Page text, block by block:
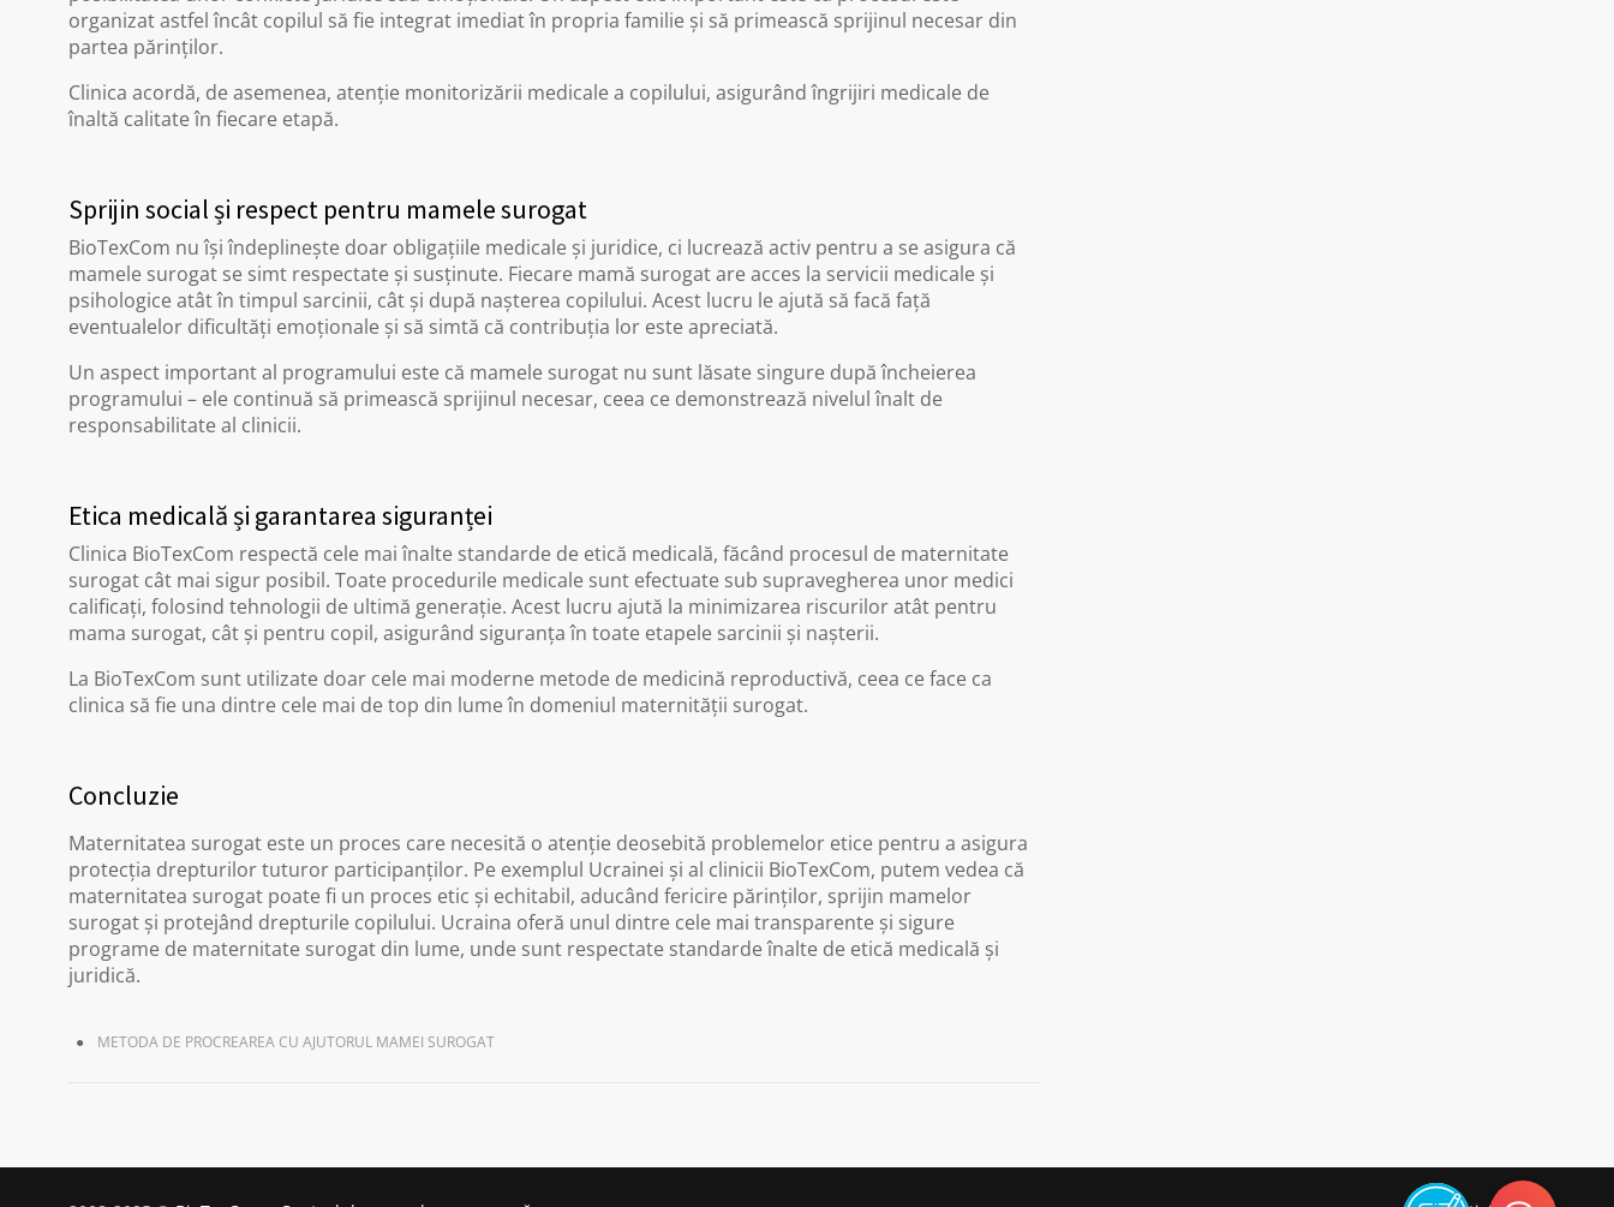
organizat astfel încât copilul să fie integrat imediat în propria familie și să primească sprijinul necesar din
partea părinților.
Clinica acordă, de asemenea, atenție monitorizării medicale a copilului, asigurând îngrijiri medicale de
înaltă calitate în fiecare etapă.
Sprijin social și respect pentru mamele surogat
BioTexCom nu își îndeplinește doar obligațiile medicale și juridice, ci lucrează activ pentru a se asigura că
mamele surogat se simt respectate și susținute. Fiecare mamă surogat are acces la servicii medicale și
psihologice atât în timpul sarcinii, cât și după nașterea copilului. Acest lucru le ajută să facă față
eventualelor dificultăți emoționale și să simtă că contribuția lor este apreciată.
Un aspect important al programului este că mamele surogat nu sunt lăsate singure după încheierea
programului – ele continuă să primească sprijinul necesar, ceea ce demonstrează nivelul înalt de
responsabilitate al clinicii.
Etica medicală și garantarea siguranței
Clinica BioTexCom respectă cele mai înalte standarde de etică medicală, făcând procesul de maternitate
surogat cât mai sigur posibil. Toate procedurile medicale sunt efectuate sub supravegherea unor medici
calificați, folosind tehnologii de ultimă generație. Acest lucru ajută la minimizarea riscurilor atât pentru
mama surogat, cât și pentru copil, asigurând siguranța în toate etapele sarcinii și nașterii.
La BioTexCom sunt utilizate doar cele mai moderne metode de medicină reproductivă, ceea ce face ca
clinica să fie una dintre cele mai de top din lume în domeniul maternității surogat.
Concluzie
Maternitatea surogat este un proces care necesită o atenție deosebită problemelor etice pentru a asigura
protecția drepturilor tuturor participanților. Pe exemplul Ucrainei și al clinicii BioTexCom, putem vedea că
maternitatea surogat poate fi un proces etic și echitabil, aducând fericire părinților, sprijin mamelor
surogat și protejând drepturile copilului. Ucraina oferă unul dintre cele mai transparente și sigure
programe de maternitate surogat din lume, unde sunt respectate standarde înalte de etică medicală și
juridică.
METODA DE PROCREAREA CU AJUTORUL MAMEI SUROGAT